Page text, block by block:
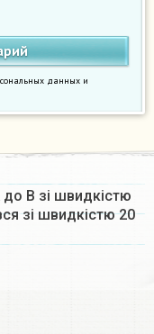
данных и
до B зі швидкістю
зі швидкістю 20